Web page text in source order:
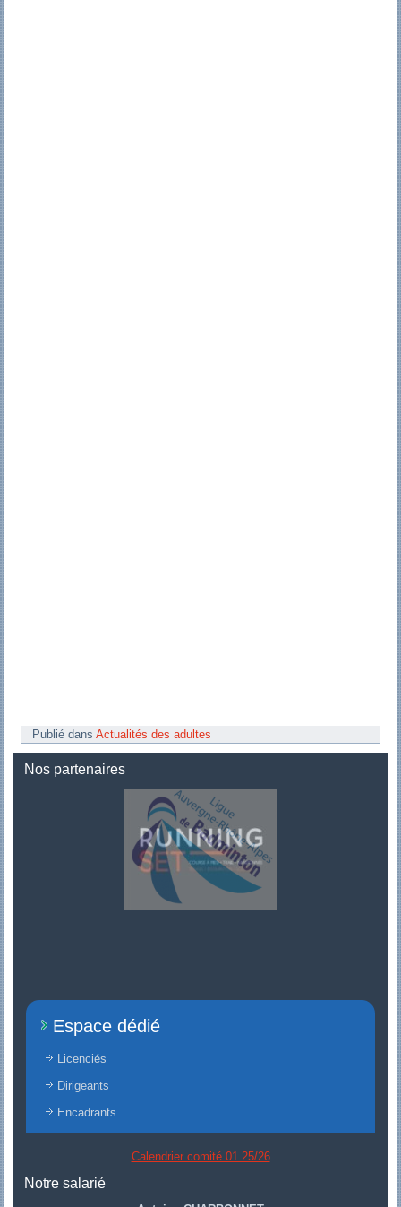
Publié dans Actualités des adultes
Nos partenaires
Espace dédié
Licenciés
Dirigeants
Encadrants
Calendrier comité 01 25/26
Notre salarié